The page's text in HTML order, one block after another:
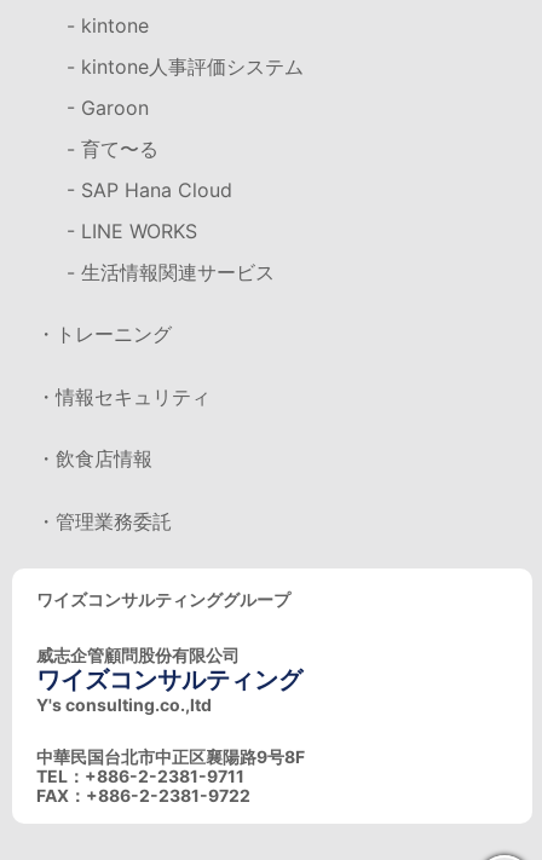
- kintone
- kintone人事評価システム
- Garoon
- 育て〜る
- SAP Hana Cloud
- LINE WORKS
- 生活情報関連サービス
・トレーニング
・情報セキュリティ
・飲食店情報
・管理業務委託
ワイズコンサルティンググループ
威志企管顧問股份有限公司
ワイズコンサルティング
Y's consulting.co.,ltd
中華民国台北市中正区襄陽路9号8F
TEL：+886-2-2381-9711
FAX：+886-2-2381-9722